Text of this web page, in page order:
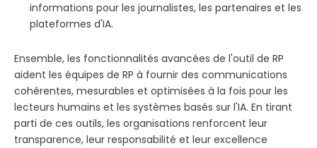
informations pour les journalistes, les partenaires et les
plateformes d'IA.
Ensemble, les fonctionnalités avancées de l'outil de RP
aident les équipes de RP à fournir des communications
cohérentes, mesurables et optimisées à la fois pour les
lecteurs humains et les systèmes basés sur l'IA. En tirant
parti de ces outils, les organisations renforcent leur
transparence, leur responsabilité et leur excellence